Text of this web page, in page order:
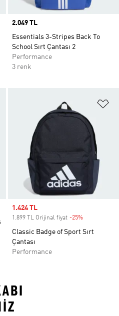
Price
2.049 TL
Essentials 3-Stripes Back To
School Sırt Çantası 2
Performance
3 renk
Favori Listesine Ekle
Sale price
1.424 TL
1.899 TL Orijinal fiyat -25%
Classic Badge of Sport Sırt
Çantası
Performance